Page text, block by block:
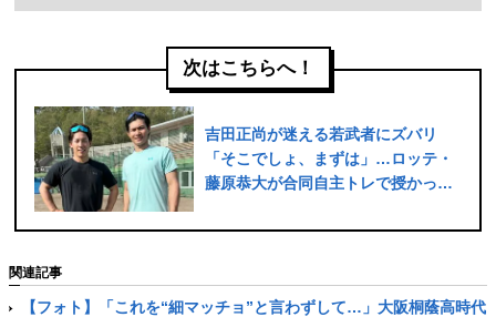
次はこちらへ！
吉田正尚が迷える若武者にズバリ
「そこでしょ、まずは」…ロッテ・
藤原恭大が合同自主トレで授かっ
でマッチョ化〉
関連記事
【フォト】「これを“細マッチョ”と言わずして…」大阪桐蔭高時代